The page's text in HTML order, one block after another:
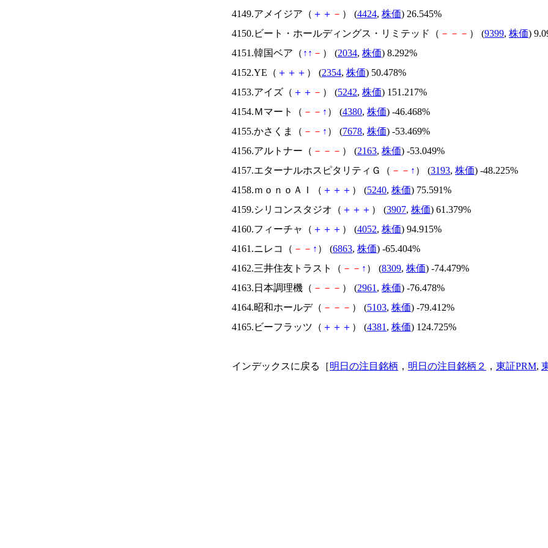
4149.アメイジア（ ＋ ＋ － ） (4424, 株価) 26.545%
4150.ビート・ホールディングス・リミテッド（ － － － ） (9399, 株価)
4151.韓国ベア（ ↑ ↑ － ） (2034, 株価) 8.292%
4152.YE（ ＋ ＋ ＋ ） (2354, 株価) 50.478%
4153.アイズ（ ＋ ＋ － ） (5242, 株価) 151.217%
4154.Ｍマート（ － － ↑ ） (4380, 株価) -46.468%
4155.かさくま（ － － ↑ ） (7678, 株価) -53.469%
4156.アルトナー（ － － － ） (2163, 株価) -53.049%
4157.エターナルホスピタリティＧ（ － － ↑ ） (3193, 株価) -48.225%
4158.ｍｏｎｏＡＩ（ ＋ ＋ ＋ ） (5240, 株価) 75.591%
4159.シリコンスタジオ（ ＋ ＋ ＋ ） (3907, 株価) 61.379%
4160.フィーチャ（ ＋ ＋ ＋ ） (4052, 株価) 94.915%
4161.ニレコ（ － － ↑ ） (6863, 株価) -65.404%
4162.三井住友トラスト（ － － ↑ ） (8309, 株価) -74.479%
4163.日本調理機（ － － － ） (2961 , 株価) -76.478%
4164.昭和ホールデ（ － － － ） (5103, 株価) -79.412%
4165.ビーフラッツ（ ＋ ＋ ＋ ） (4381 , 株価) 124.725%
インデックスに戻る［明日の注目銘柄 ， 明日の注目銘柄２ ， 東証PRM,